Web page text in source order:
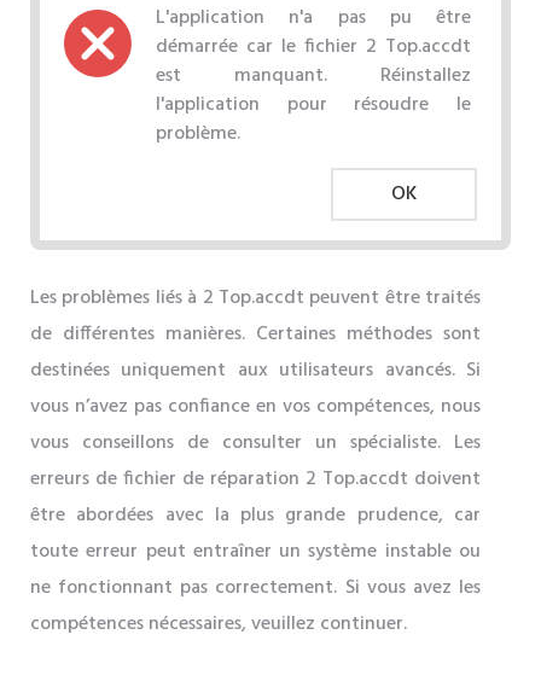
L'application n'a pas pu être
démarrée car le fichier 2 Top.accdt
est manquant. Réinstallez
l'application pour résoudre le
problème.
OK
Les problèmes liés à 2 Top.accdt peuvent être traités
de différentes manières. Certaines méthodes sont
destinées uniquement aux utilisateurs avancés. Si
vous n’avez pas confiance en vos compétences, nous
vous conseillons de consulter un spécialiste. Les
erreurs de fichier de réparation 2 Top.accdt doivent
être abordées avec la plus grande prudence, car
toute erreur peut entraîner un système instable ou
ne fonctionnant pas correctement. Si vous avez les
compétences nécessaires, veuillez continuer.